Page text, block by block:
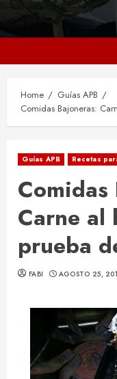
Home
Guías APB
Comidas Bajoneras:
Guías APB Recetas
Comidas
Carne al
prueba
FABI AGOSTO 25,